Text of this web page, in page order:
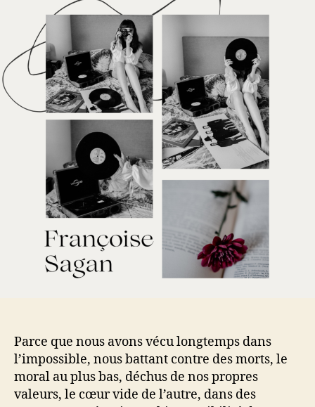
Parce que nous avons vécu longtemps dans
l’impossible, nous battant contre des morts, le
moral au plus bas, déchus de nos propres
valeurs, le cœur vide de l’autre, dans des